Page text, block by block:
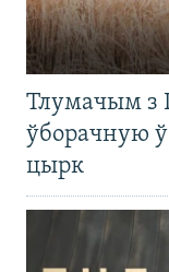
Тлумачым з
ўборачную ў
цырк